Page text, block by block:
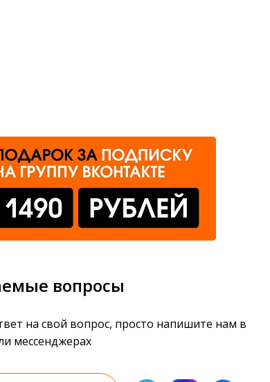
вопросы
на свой вопрос, просто напишите нам в
мессенджерах